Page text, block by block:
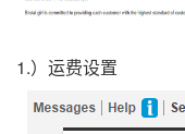
1.）运费设置